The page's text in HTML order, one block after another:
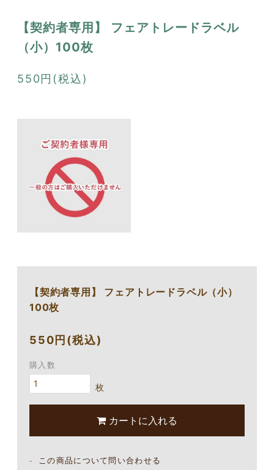
【契約者専用】 フェアトレードラベル
（小）100枚
550円(税込)
【契約者専用】 フェアトレードラベル（小）
100枚
550円(税込)
購入数
枚
カートに入れる
この商品について問い合わせる